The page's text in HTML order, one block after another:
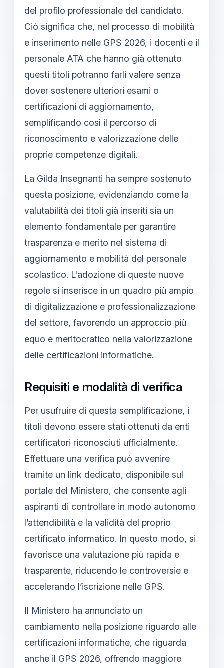
del profilo professionale del candidato.
Ciò significa che, nel processo di mobilità
e inserimento nelle GPS 2026, i docenti e il
personale ATA che hanno già ottenuto
questi titoli potranno farli valere senza
dover sostenere ulteriori esami o
certificazioni di aggiornamento,
semplificando così il percorso di
riconoscimento e valorizzazione delle
proprie competenze digitali.
La Gilda Insegnanti ha sempre sostenuto
questa posizione, evidenziando come la
valutabilità dei titoli già inseriti sia un
elemento fondamentale per garantire
trasparenza e merito nel sistema di
aggiornamento e mobilità del personale
scolastico. L'adozione di queste nuove
regole si inserisce in un quadro più ampio
di digitalizzazione e professionalizzazione
del settore, favorendo un approccio più
equo e meritocratico nella valorizzazione
delle certificazioni informatiche.
Requisiti e modalità di verifica
Per usufruire di questa semplificazione, i
titoli devono essere stati ottenuti da enti
certificatori riconosciuti ufficialmente.
Effettuare una verifica può avvenire
tramite un link dedicato, disponibile sul
portale del Ministero, che consente agli
aspiranti di controllare in modo autonomo
l’attendibilità e la validità del proprio
certificato informatico. In questo modo, si
favorisce una valutazione più rapida e
trasparente, riducendo le controversie e
accelerando l’iscrizione nelle GPS.
Il Ministero ha annunciato un
cambiamento nella posizione riguardo alle
certificazioni informatiche, che riguarda
anche il GPS 2026, offrendo maggiore